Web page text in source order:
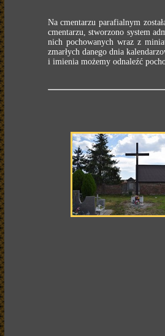
Na cmentarzu parafialnym
cmentarzu, stworzono system
nich pochowanych wraz z
zmarłych danego dnia
i imienia możemy odnaleźć